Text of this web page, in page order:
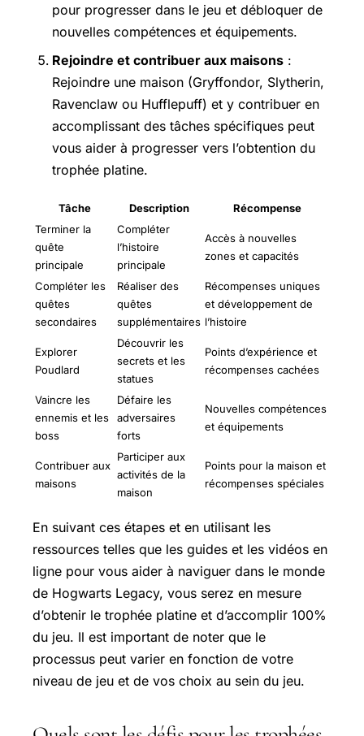
pour progresser dans le jeu et débloquer de
nouvelles compétences et équipements.
Rejoindre et contribuer aux maisons :
Rejoindre une maison (Gryffondor, Slytherin,
Ravenclaw ou Hufflepuff) et y contribuer en
accomplissant des tâches spécifiques peut
vous aider à progresser vers l’obtention du
trophée platine.
Tâche Description
Récompense
Terminer la
quête
principale
Compléter
l’histoire
principale
Accès à nouvelles
zones et capacités
Compléter les
quêtes
secondaires
Réaliser des
quêtes
supplémentaires
Récompenses uniques
et développement de
l’histoire
Explorer
Poudlard
Découvrir les
secrets et les
statues
Points d’expérience et
récompenses cachées
Vaincre les
ennemis et les
boss
Défaire les
adversaires
forts
Nouvelles compétences
et équipements
Contribuer aux
maisons
Participer aux
activités de la
maison
Points pour la maison et
récompenses spéciales
En suivant ces étapes et en utilisant les
ressources telles que les guides et les vidéos en
ligne pour vous aider à naviguer dans le monde
de Hogwarts Legacy, vous serez en mesure
d’obtenir le trophée platine et d’accomplir 100%
du jeu. Il est important de noter que le
processus peut varier en fonction de votre
niveau de jeu et de vos choix au sein du jeu.